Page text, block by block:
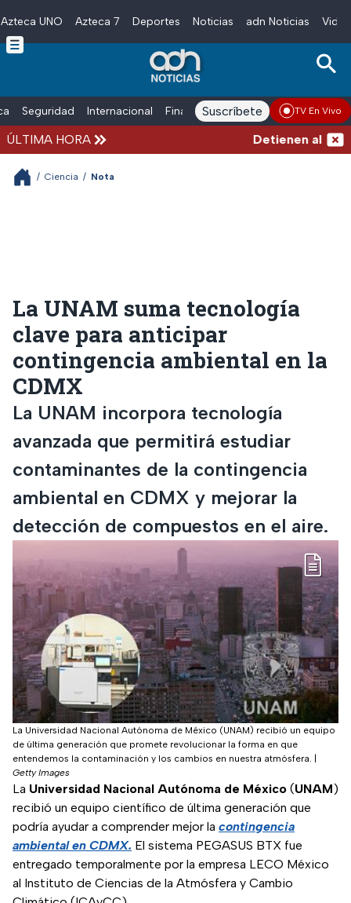
Skip to main content
Azteca UNO Azteca 7 Deportes Noticias adn Noticias
Seguridad Internacional Finanzas adn Noticias Radio
Suscríbete TV En Vivo
ÚLTIMA HORA Detienen al
/ Ciencia / Nota
La UNAM suma tecnología
clave para anticipar
contingencia ambiental en la
CDMX
La UNAM incorpora tecnología
avanzada que permitirá estudiar
contaminantes de la contingencia
ambiental en CDMX y mejorar la
detección de compuestos en el aire.
La Universidad Nacional Autónoma de México (UNAM) recibió un equipo
de última generación que promete revolucionar la forma en que
entendemos la contaminación y los cambios en nuestra atmósfera.
Getty Images
La Universidad Nacional Autónoma de México (UNAM)
recibió un equipo científico de última generación que
podría ayudar a comprender mejor la contingencia
ambiental en CDMX. El sistema PEGASUS BTX fue
entregado temporalmente por la empresa LECO México
al Instituto de Ciencias de la Atmósfera y Cambio